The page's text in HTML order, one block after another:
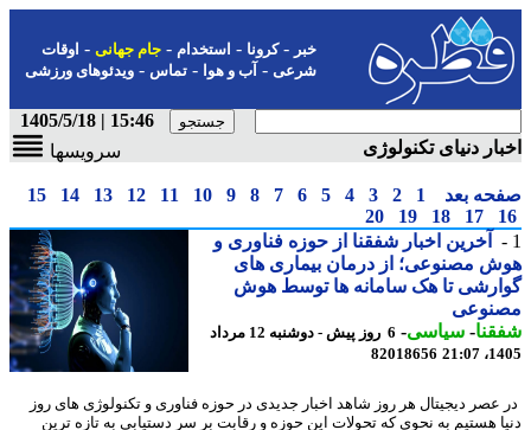
-کرونا-استخدام- جام جهانی-اوقات
شرعی-آب و هوا-تماس-ویدئوهای ورزشی
15:46 | 1405/5/18
دنیای تکنولوژی
سرویسها
بعد 1
2
3
4
5
6
7
8
9
10
11
12
13
14
15
17
18
19
20
آخرین اخبار شفقنا از حوزه فناوری و
مصنوعی؛ از درمان بیماری های
تا هک سامانه ها توسط هوش
-سیاسی-
6 روز پیش - دوشنبه 12 مرداد
82018656
دیجیتال هر روز شاهد اخبار جدیدی در حوزه فناوری و تکنولوژی های روز
هستیم به نحوی که تحولات این حوزه و رقابت بر سر دستیابی به تازه ترین